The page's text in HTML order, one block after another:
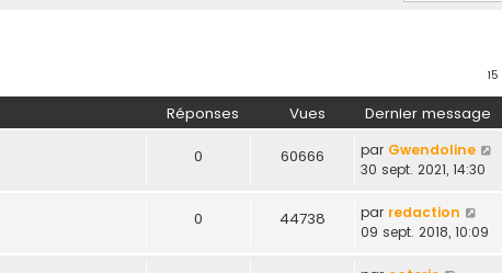
Réponses Vues Dernier message
0 60666 par Gwendoline
30 sept. 2021, 14:30
0 44738 par redaction
09 sept. 2018, 10:09